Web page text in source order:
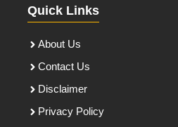
Quick Links
About Us
Contact Us
Disclaimer
Privacy Policy